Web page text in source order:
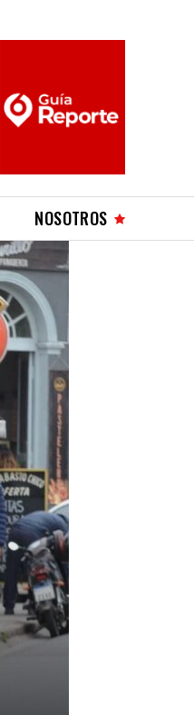
NOSOTROS